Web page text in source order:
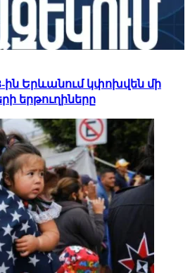
ին Երևանում կփոխվեն մի
երթուղիները